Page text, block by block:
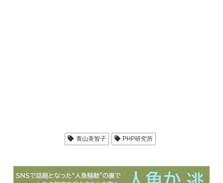
青山美智子 PHP研究所